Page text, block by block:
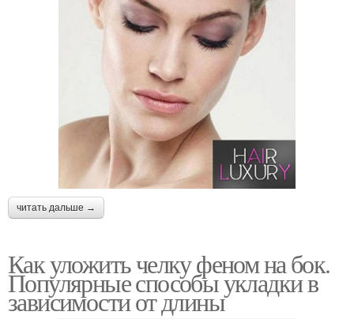
читать дальше →
Как уложить челку феном на бок.
Популярные способы укладки в
зависимости от длины